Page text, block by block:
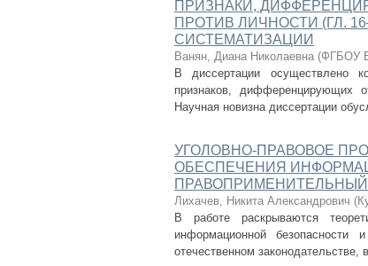
ПРИЗНАКИ,
ПРОТИВ ЛИЧНОСТИ (ГЛ.
СИСТЕМАТИЗАЦИИ
Ванян, Диана Николаевна (ФГБОУ
В диссертации осуществлено
признаков, дифференцирующих
Научная новизна диссертации
УГОЛОВНО-ПРАВОВОЕ
ОБЕСПЕЧЕНИЯ
Лихачев, Никита Александрович (
В работе раскрываются
информационной
отечественном законодательстве,